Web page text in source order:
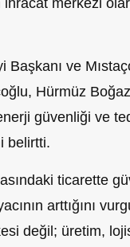
merkezi
ve
Hürmüz
güvenliği ve
belirtti.
ticarette
arttığını
değil; üretim,